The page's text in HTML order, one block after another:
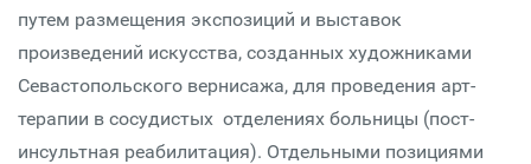
путем размещения экспозиций и выставок
произведений искусства, созданных художниками
Севастопольского вернисажа, для проведения арт-
терапии в сосудистых отделениях больницы (пост-
инсультная реабилитация). Отдельными позициями